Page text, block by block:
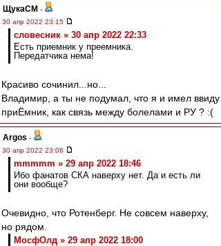
ЩукаСМ -
30 апр 2022 23:15
словесник » 30 апр 2022 22:33
Есть приемник у преемника.
Передатчика нема!
Красиво сочинил...но...
Владимир, а ты не подумал, что я и имел ввиду
приЁмник, как связь между болелами и РУ ? :(
Argos -
30 апр 2022 23:06
mmmmm » 29 апр 2022 18:46
Ибо фанатов СКА наверху нет. Да и есть ли
они вообще?
Очевидно, что Ротенберг. Не совсем наверху,
но рядом.
МосфОлд » 29 апр 2022 18:00